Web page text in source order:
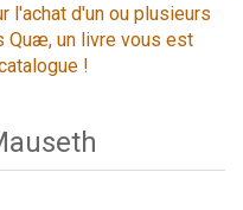
l'achat d'un ou plusieurs
Quæ, un livre vous est
!